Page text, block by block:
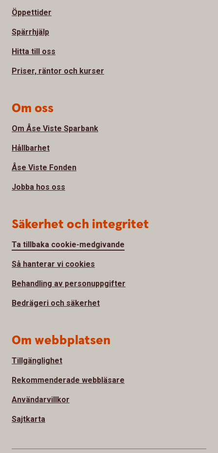
Öppettider
Spärrhjälp
Hitta till oss
Priser, räntor och kurser
Om oss
Om Åse Viste Sparbank
Hållbarhet
Åse Viste Fonden
Jobba hos oss
Säkerhet och integritet
Ta tillbaka cookie-medgivande
Så hanterar vi cookies
Behandling av personuppgifter
Bedrägeri och säkerhet
Om webbplatsen
Tillgänglighet
Rekommenderade webbläsare
Användarvillkor
Sajtkarta